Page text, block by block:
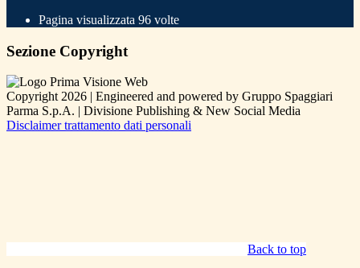
Pagina visualizzata 96 volte
Sezione Copyright
Copyright 2026 | Engineered and powered by Gruppo Spaggiari
Parma S.p.A. | Divisione Publishing & New Social Media
Disclaimer trattamento dati personali
Back to top